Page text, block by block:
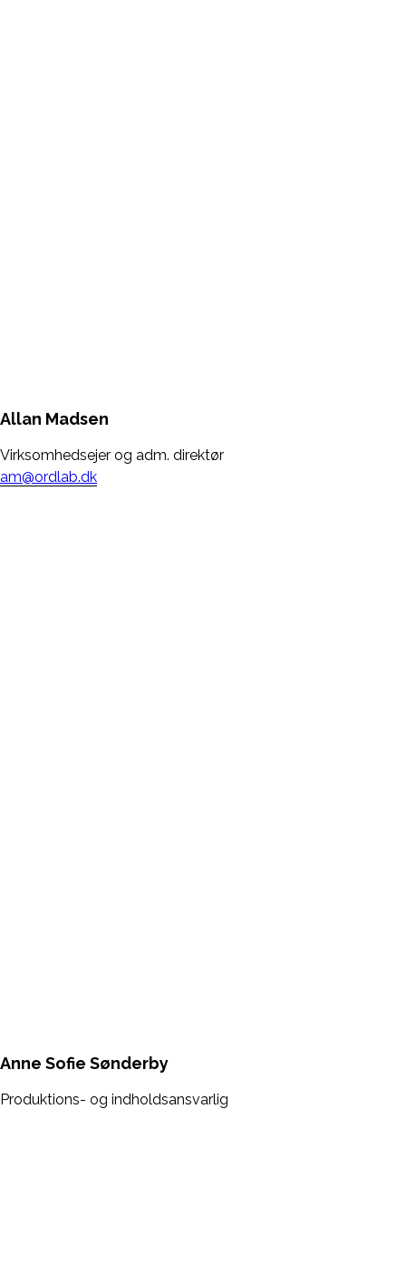
Allan Madsen
Virksomhedsejer og adm. direktør
am@ordlab.dk
Anne Sofie Sønderby
Produktions- og indholdsansvarlig